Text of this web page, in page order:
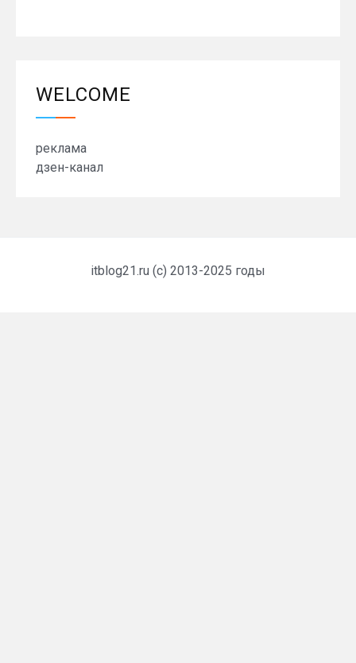
WELCOME
реклама
дзен-канал
itblog21.ru (c) 2013-2025 годы